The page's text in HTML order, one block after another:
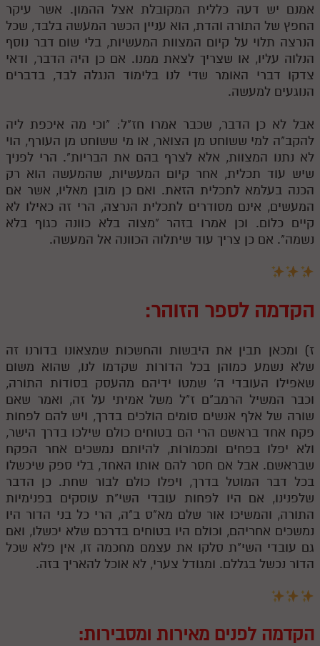
לאתר ספר הרב
דף היומי בזוהר הקדוש
אמנם יש דעה כללית המקובלת אצל ההמון. אשר עיקר
החפץ של התורה והדת, הוא עניין הכשר המעשה בלבד, שכל
הנרצה תלוי על קיום המצוות המעשיות, בלי שום דבר נוסף
הנלוה עליו, או שצריך לצאת ממנו. אם כן היה הדבר, ודאי
צדקו דברי האומר שדי לנו בלימוד הנגלה לבד, בדברים
הנוגעים למעשה.
אבל לא כן הדבר, שכבר אמרו חז"ל: "וכי מה איכפת ליה
להקב"ה למי ששוחט מן הצואר, או מי ששוחט מן העורף, הוי
לא נתנו המצוות, אלא לצרף בהם את הבריות". הרי לפניך
שיש עוד תכלית, אחר קיום המעשיות, שהמעשה הוא רק
הכנה בעלמא לתכלית הזאת. ואם כן מובן מאליו, אשר אם
המעשים, אינם מסודרים לתכלית הנרצה, הרי זה כאילו לא
קיים כלום. וכן אמרו בזהר "מצוה בלא כוונה כגוף בלא
נשמה". אם כן צריך עוד שיתלוה הכוונה אל המעשה.
הקדמה לספר הזוהר:
ז) ומכאן תבין את היבשות והחשכות שמצאונו בדורנו זה
שלא נשמע כמוהן בכל הדורות שקדמו לנו, שהוא משום
שאפילו העובדי ה' שמטו ידיהם מהעסק בסודות התורה,
וכבר המשיל הרמב"ם ז"ל משל אמיתי על זה, ואמר שאם
שורה של אלף אנשים סומים הולכים בדרך, ויש להם לפחות
פקח אחד בראשם הרי הם בטוחים כולם שילכו בדרך הישר,
ולא יפלו בפחים ומכמורות, להיותם נמשכים אחר הפקח
שבראשם. אבל אם חסר להם אותו האחד, בלי ספק שיכשלו
בכל דבר המוטל בדרך, ויפלו כולם לבור שחת. כן הדבר
שלפנינו, אם היו לפחות עובדי השי"ת עוסקים בפנימיות
התורה, והמשיכו אור שלם מא"ס ב"ה, הרי כל בני הדור היו
נמשכים אחריהם, וכולם היו בטוחים בדרכם שלא יכשלו, ואם
גם עובדי השי"ת סלקו את עצמם מחכמה זו, אין פלא שכל
הדור נכשל בגללם. ומגודל צערי, לא אוכל להאריך בזה.
הקדמה לפנים מאירות ומסבירות: